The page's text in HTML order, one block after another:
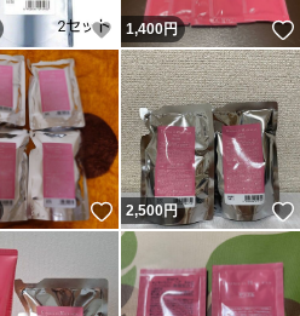
いいね！
1,400円
いいね！
2,500円